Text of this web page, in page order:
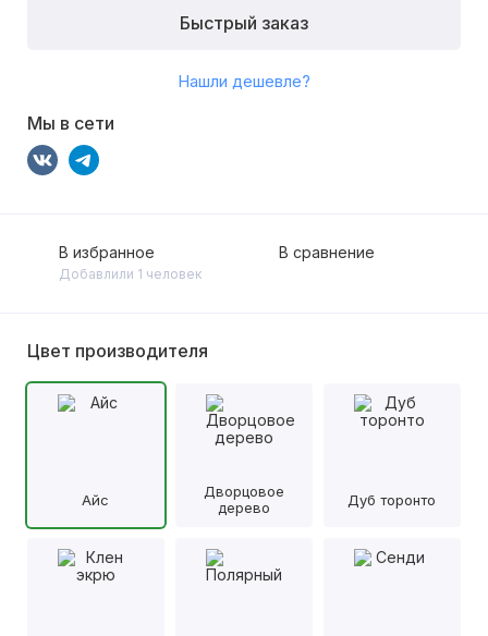
Быстрый заказ
Нашли дешевле?
Мы в сети
В избранное
Добавлили 1 человек
В сравнение
Цвет производителя
Айс
Дворцовое
дерево
Дуб торонто